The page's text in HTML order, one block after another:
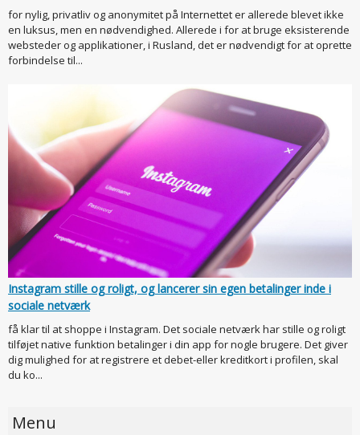
for nylig, privatliv og anonymitet på Internettet er allerede blevet ikke
en luksus, men en nødvendighed. Allerede i for at bruge eksisterende
websteder og applikationer, i Rusland, det er nødvendigt for at oprette
forbindelse til...
Instagram stille og roligt, og lancerer sin egen betalinger inde i
sociale netværk
få klar til at shoppe i Instagram. Det sociale netværk har stille og roligt
tilføjet native funktion betalinger i din app for nogle brugere. Det giver
dig mulighed for at registrere et debet-eller kreditkort i profilen, skal
du ko...
Menu